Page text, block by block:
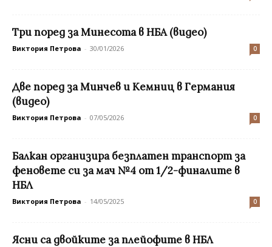
Три поред за Минесота в НБА (видео)
Виктория Петрова - 30/01/2026 0
Две поред за Минчев и Кемниц в Германия
(видео)
Виктория Петрова - 07/05/2026 0
Балкан организира безплатен транспорт за
феновете си за мач №4 от 1/2-финалите в
НБЛ
Виктория Петрова - 14/05/2025 0
Ясни са двойките за плейофите в НБЛ